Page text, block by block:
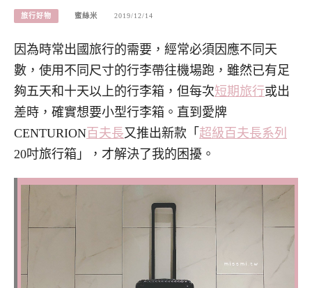
旅行好物 蜜絲米 2019/12/14
因為時常出國旅行的需要，經常必須因應不同天
數，使用不同尺寸的行李帶往機場跑，雖然已有足
夠五天和十天以上的行李箱，但每次短期旅行或出
差時，確實想要小型行李箱。直到愛牌
CENTURION百夫長又推出新款「 超級百夫長系列
20吋旅行箱」，才解決了我的困擾。